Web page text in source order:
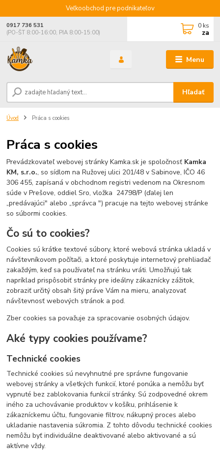
Veľkoobchod pre podnikateľov
Menu
Hľadať
0917 736 531
(PO-ŠT 8:00-16:00, PIA 8:00-15:00)
0 ks
za
Úvod Práca s cookies
Práca s cookies
Prevádzkovateľ webovej stránky Kamka.sk je spoločnosť Kamka
KM, s.r.o., so sídlom na Ružovej ulici 201/48 v Sabinove, IČO 46
306 455, zapísaná v obchodnom registri vedenom na Okresnom
súde v Prešove, oddiel Sro, vložka 24798/P (ďalej len
„predávajúci" alebo „správca ") pracuje na tejto webovej stránke
so súbormi cookies.
Čo sú to cookies?
Cookies sú krátke textové súbory, ktoré webová stránka ukladá v
návštevníkovom počítači, a ktoré poskytuje internetový prehliadač
zakaždým, keď sa používateľ na stránku vráti. Umožňujú tak
napríklad prispôsobiť stránky pre ideálny zákaznícky zážitok,
zobraziť určitý obsah šitý práve Vám na mieru, analyzovať
návštevnosť webových stránok a pod.
Zber cookies sa považuje za spracovanie osobných údajov.
Aké typy cookies používame?
Technické cookies
Technické cookies sú nevyhnutné pre správne fungovanie
webovej stránky a všetkých funkcií, ktoré ponúka a nemôžu byť
vypnuté bez zablokovania funkcií stránky. Sú zodpovedné okrem
iného za uchovávanie produktov v košíku, prihlásenie k
zákazníckemu účtu, fungovanie filtrov, nákupný proces alebo
ukladanie nastavenia súkromia. Z tohto dôvodu technické cookies
nemôžu byť individuálne deaktivované alebo aktivované a sú
aktívne vždy.